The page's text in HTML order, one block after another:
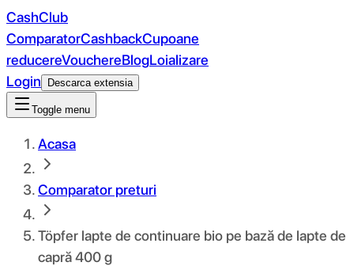
CashClub
ComparatorCashbackCupoane
reducereVouchereBlogLoializare
Login
Descarca extensia
Toggle menu
Acasa
Comparator preturi
Töpfer lapte de continuare bio pe bază de lapte de
capră 400 g